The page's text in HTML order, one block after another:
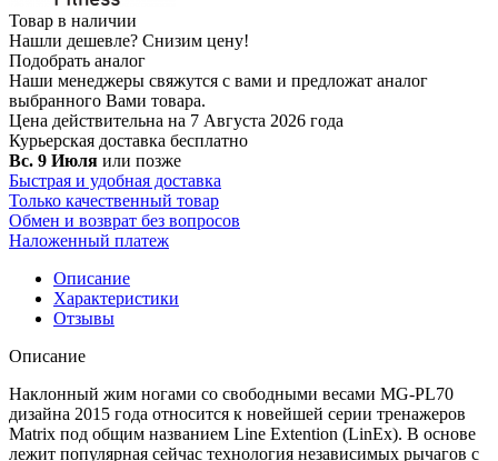
Товар в наличии
Нашли дешевле? Снизим цену!
Подобрать аналог
Наши менеджеры свяжутся с вами и предложат аналог
выбранного Вами товара.
Цена действительна на 7 Августа 2026 года
Курьерская доставка бесплатно
Вс. 9 Июля или позже
Быстрая и удобная доставка
Только качественный товар
Обмен и возврат без вопросов
Наложенный платеж
Описание
Характеристики
Отзывы
Описание
Наклонный жим ногами со свободными весами MG-PL70
дизайна 2015 года относится к новейшей серии тренажеров
Matrix под общим названием Line Extention (LinEx). В основе
лежит популярная сейчас технология независимых рычагов с